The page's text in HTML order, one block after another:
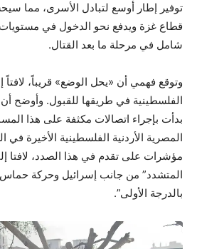
توفير إطار أوسع لتبادل الأسرى، مما
قطاع غزة ويدفع نحو الدخول في
شامل في مرحلة ما بعد القتال.
وتوقع فهمي أن «يحل الوضع» قريباً، لافتاً
الفلسطينية في طريقها للقبول. وأوضح
بدأت بإجراء اتصالات مكثفة على هذا
المصرية الأردنية الفلسطينية الأخيرة في
مؤشرات على تقدم في هذا الصدد، لافتا
المتشدد” من جانب إسرائيل وحركة حماس
بالدرجة الأولى”.